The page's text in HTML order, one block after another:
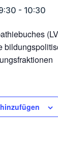
- 10:30
(LV